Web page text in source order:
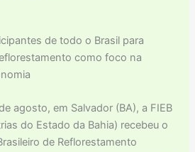
de todo o Brasil para
como foco na
agosto, em Salvador (BA), a FIEB
do Estado da Bahia) recebeu o
de Reflorestamento